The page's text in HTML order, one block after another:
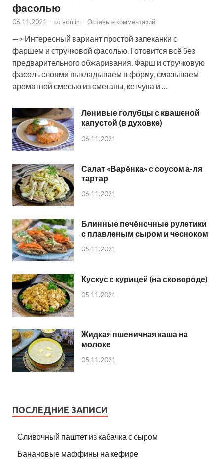
фасолью
06.11.2021 - от admin - Оставьте комментарий
—> Интересный вариант простой запеканки с
фаршем и стручковой фасолью. Готовится всё без
предварительного обжаривания. Фарш и стручковую
фасоль слоями выкладываем в форму, смазываем
ароматной смесью из сметаны, кетчупа и …
Ленивые голубцы с квашеной
капустой (в духовке)
06.11.2021
Салат «Варёнка» с соусом а-ля
тартар
06.11.2021
Блинные печёночные рулетики
с плавленым сыром и чесноком
05.11.2021
Кускус с курицей (на сковороде)
05.11.2021
Жидкая пшеничная каша на
молоке
05.11.2021
ПОСЛЕДНИЕ ЗАПИСИ
Сливочный паштет из кабачка с сыром
Банановые маффины на кефире